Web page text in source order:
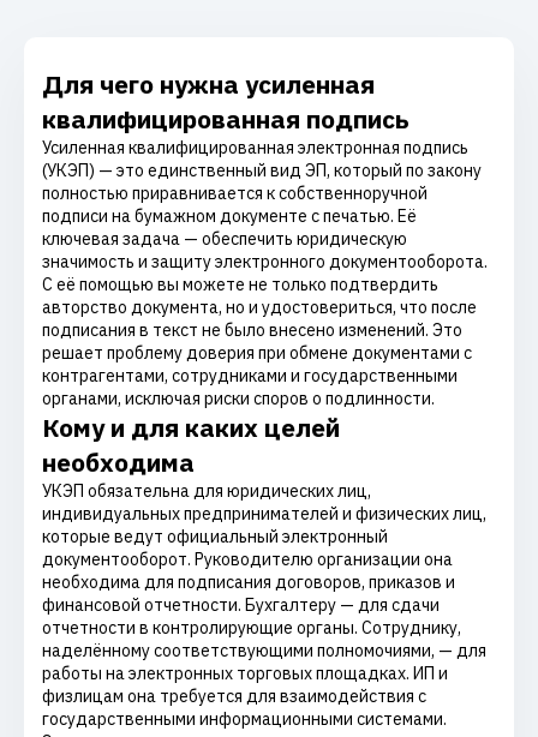
Для чего нужна усиленная
квалифицированная подпись
Усиленная квалифицированная электронная подпись
(УКЭП) — это единственный вид ЭП, который по закону
полностью приравнивается к собственноручной
подписи на бумажном документе с печатью. Её
ключевая задача — обеспечить юридическую
значимость и защиту электронного документооборота.
С её помощью вы можете не только подтвердить
авторство документа, но и удостовериться, что после
подписания в текст не было внесено изменений. Это
решает проблему доверия при обмене документами с
контрагентами, сотрудниками и государственными
органами, исключая риски споров о подлинности.
Кому и для каких целей
необходима
УКЭП обязательна для юридических лиц,
индивидуальных предпринимателей и физических лиц,
которые ведут официальный электронный
документооборот. Руководителю организации она
необходима для подписания договоров, приказов и
финансовой отчетности. Бухгалтеру — для сдачи
отчетности в контролирующие органы. Сотруднику,
наделённому соответствующими полномочиями, — для
работы на электронных торговых площадках. ИП и
физлицам она требуется для взаимодействия с
государственными информационными системами.